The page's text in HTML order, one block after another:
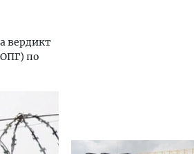
вердикт
по